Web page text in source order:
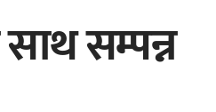
सम्पन्न